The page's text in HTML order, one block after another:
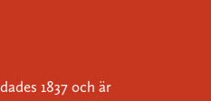
1837 och är